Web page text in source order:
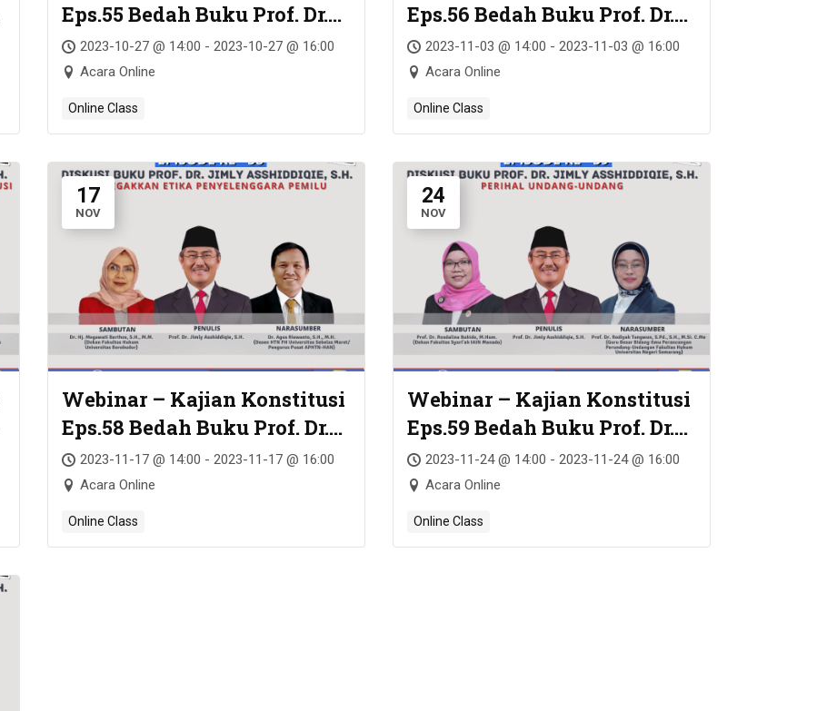
Eps.55 Bedah Buku Prof. Dr.
Jimly Asshiddiqie, S.H. –
PERADILAN ETIK DAN
ETIKA KONSTITUSI:
PERSPEKTIF BARU
TENTANG ’RULE OF LAW
AND RULE OF ETHICS’ &
CONSTITUTIONAL LAW
AND CONSTITUTIONAL
ETHICS
2023-10-27 @ 14:00 - 2023-10-27 @ 16:00
Acara Online
Online Class
Eps.56 Bedah Buku Prof. Dr.
Jimly Asshiddiqie, S.H. –
Green Constitution: Nuansa
Hijau Undang-Undang Dasar
Negara Republik Indonesia
Tahun 1945
2023-11-03 @ 14:00 - 2023-11-03 @ 16:00
Acara Online
Online Class
17
NOV
Webinar – Kajian Konstitusi
Eps.58 Bedah Buku Prof. Dr.
Jimly Asshiddiqie, S.H. –
MENEGAKKAN ETIKA
PENYELENGGARA PEMILU
2023-11-17 @ 14:00 - 2023-11-17 @ 16:00
Acara Online
Online Class
24
NOV
Webinar – Kajian Konstitusi
Eps.59 Bedah Buku Prof. Dr.
Jimly Asshiddiqie, S.H. –
PERIHAL UNDANG-UNDANG
2023-11-24 @ 14:00 - 2023-11-24 @ 16:00
Acara Online
Online Class